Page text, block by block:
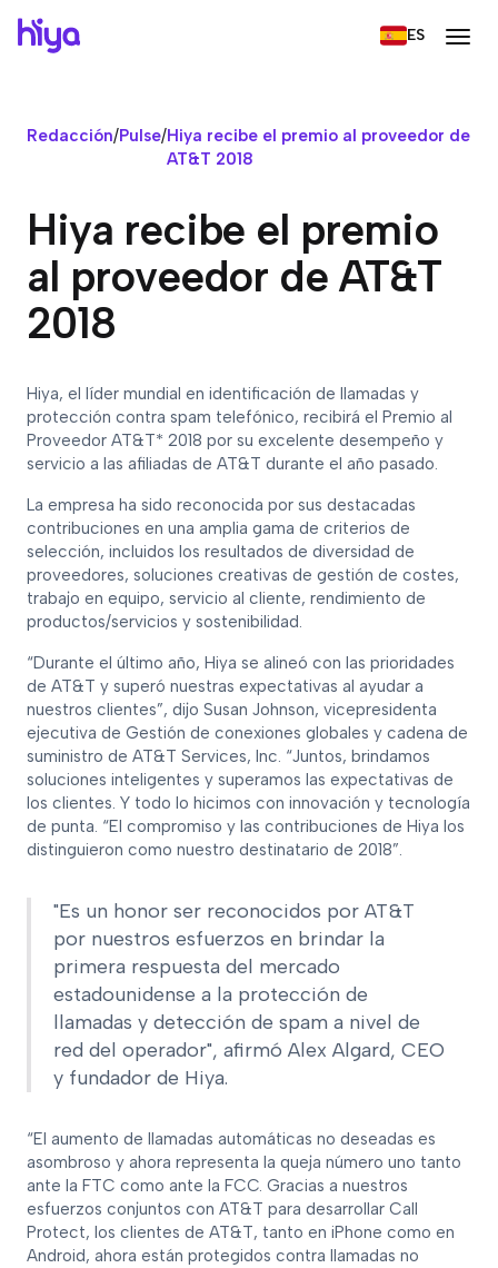
ES
Redacción/Pulse/Hiya recibe el premio al proveedor de
AT&T 2018
Hiya recibe el premio
al proveedor de AT&T
2018
Hiya, el líder mundial en identificación de llamadas y
protección contra spam telefónico, recibirá el Premio al
Proveedor AT&T* 2018 por su excelente desempeño y
servicio a las afiliadas de AT&T durante el año pasado.
La empresa ha sido reconocida por sus destacadas
contribuciones en una amplia gama de criterios de
selección, incluidos los resultados de diversidad de
proveedores, soluciones creativas de gestión de costes,
trabajo en equipo, servicio al cliente, rendimiento de
productos/servicios y sostenibilidad.
“Durante el último año, Hiya se alineó con las prioridades
de AT&T y superó nuestras expectativas al ayudar a
nuestros clientes”, dijo Susan Johnson, vicepresidenta
ejecutiva de Gestión de conexiones globales y cadena de
suministro de AT&T Services, Inc. “Juntos, brindamos
soluciones inteligentes y superamos las expectativas de
los clientes. Y todo lo hicimos con innovación y tecnología
de punta. “El compromiso y las contribuciones de Hiya los
distinguieron como nuestro destinatario de 2018”.
"Es un honor ser reconocidos por AT&T
por nuestros esfuerzos en brindar la
primera respuesta del mercado
estadounidense a la protección de
llamadas y detección de spam a nivel de
red del operador", afirmó Alex Algard, CEO
y fundador de Hiya.
“El aumento de llamadas automáticas no deseadas es
asombroso y ahora representa la queja número uno tanto
ante la FTC como ante la FCC. Gracias a nuestros
esfuerzos conjuntos con AT&T para desarrollar Call
Protect, los clientes de AT&T, tanto en iPhone como en
Android, ahora están protegidos contra llamadas no